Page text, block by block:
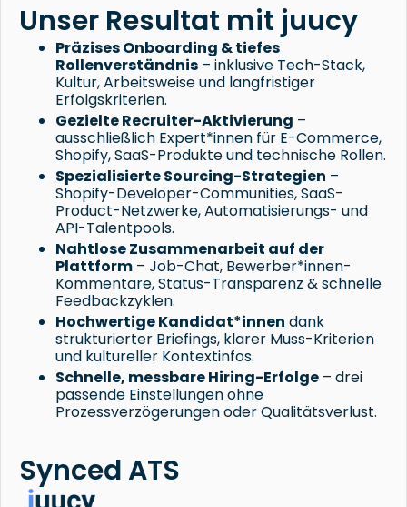
Unser Resultat mit juucy
Präzises Onboarding & tiefes
Rollenverständnis – inklusive Tech-Stack,
Kultur, Arbeitsweise und langfristiger
Erfolgskriterien.
Gezielte Recruiter-Aktivierung –
ausschließlich Expert*innen für E-Commerce,
Shopify, SaaS-Produkte und technische Rollen.
Spezialisierte Sourcing-Strategien –
Shopify-Developer-Communities, SaaS-
Product-Netzwerke, Automatisierungs- und
API-Talentpools.
Nahtlose Zusammenarbeit auf der
Plattform – Job-Chat, Bewerber*innen-
Kommentare, Status-Transparenz & schnelle
Feedbackzyklen.
Hochwertige Kandidat*innen dank
strukturierter Briefings, klarer Muss-Kriterien
und kultureller Kontextinfos.
Schnelle, messbare Hiring-Erfolge – drei
passende Einstellungen ohne
Prozessverzögerungen oder Qualitätsverlust.
Synced ATS